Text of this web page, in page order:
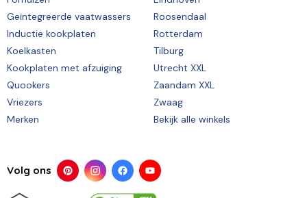
Geïntegreerde vaatwassers
Inductie kookplaten
Koelkasten
Kookplaten met afzuiging
Quookers
Vriezers
Merken
Roosendaal
Rotterdam
Tilburg
Utrecht XXL
Zaandam XXL
Zwaag
Bekijk alle winkels
Volg ons